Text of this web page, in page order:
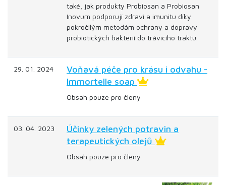
také, jak produkty Probiosan a Probiosan
Inovum podporují zdraví a imunitu díky
pokročilým metodám ochrany a dopravy
probiotických bakterií do trávicího traktu.
29. 01. 2024
Voňavá péče pro krásu i odvahu -
Immortelle soap
Obsah pouze pro členy
03. 04. 2023
Účinky zelených potravin a
terapeutických olejů
Obsah pouze pro členy